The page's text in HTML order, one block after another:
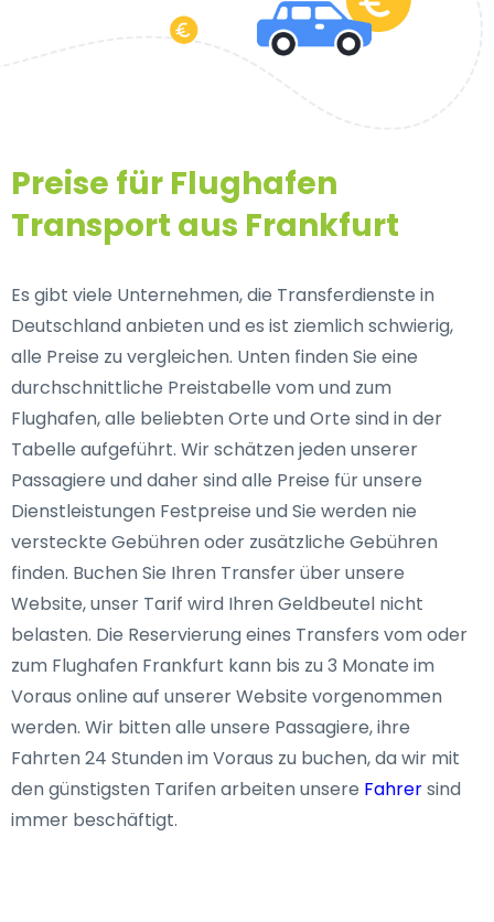
Preise für Flughafen
Transport aus Frankfurt
Es gibt viele Unternehmen, die Transferdienste in
Deutschland anbieten und es ist ziemlich schwierig,
alle Preise zu vergleichen. Unten finden Sie eine
durchschnittliche Preistabelle vom und zum
Flughafen, alle beliebten Orte und Orte sind in der
Tabelle aufgeführt. Wir schätzen jeden unserer
Passagiere und daher sind alle Preise für unsere
Dienstleistungen Festpreise und Sie werden nie
versteckte Gebühren oder zusätzliche Gebühren
finden. Buchen Sie Ihren Transfer über unsere
Website, unser Tarif wird Ihren Geldbeutel nicht
belasten. Die Reservierung eines Transfers vom oder
zum Flughafen Frankfurt kann bis zu 3 Monate im
Voraus online auf unserer Website vorgenommen
werden. Wir bitten alle unsere Passagiere, ihre
Fahrten 24 Stunden im Voraus zu buchen, da wir mit
den günstigsten Tarifen arbeiten unsere Fahrersind
immer beschäftigt.